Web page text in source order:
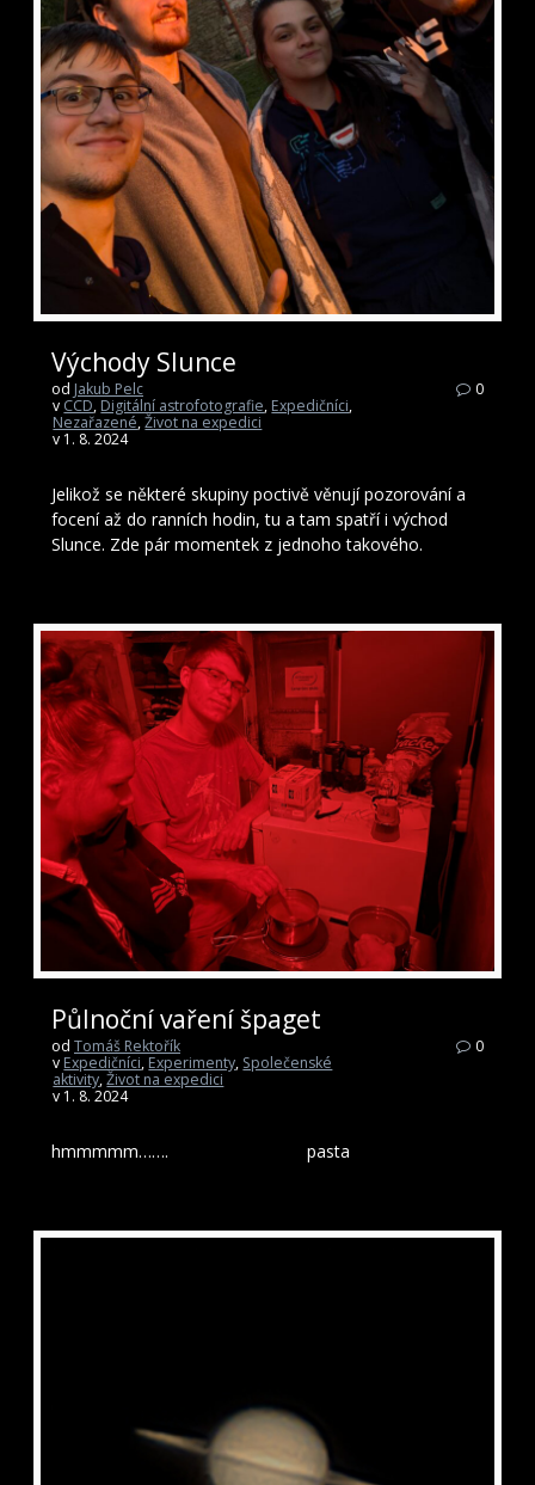
Východy Slunce
od Jakub Pelc
v CCD, Digitální astrofotografie, Expedičníci,
Nezařazené,Život na expedici
v 1. 8. 2024
0
Jelikož se některé skupiny poctivě věnují pozorování a
focení až do ranních hodin, tu a tam spatří i východ
Slunce. Zde pár momentek z jednoho takového.
Půlnoční vaření špaget
od Tomáš Rektořík
v Expedičníci, Experimenty, Společenské
aktivity,Život na expedici
v 1. 8. 2024
0
hmmmmm……. pasta